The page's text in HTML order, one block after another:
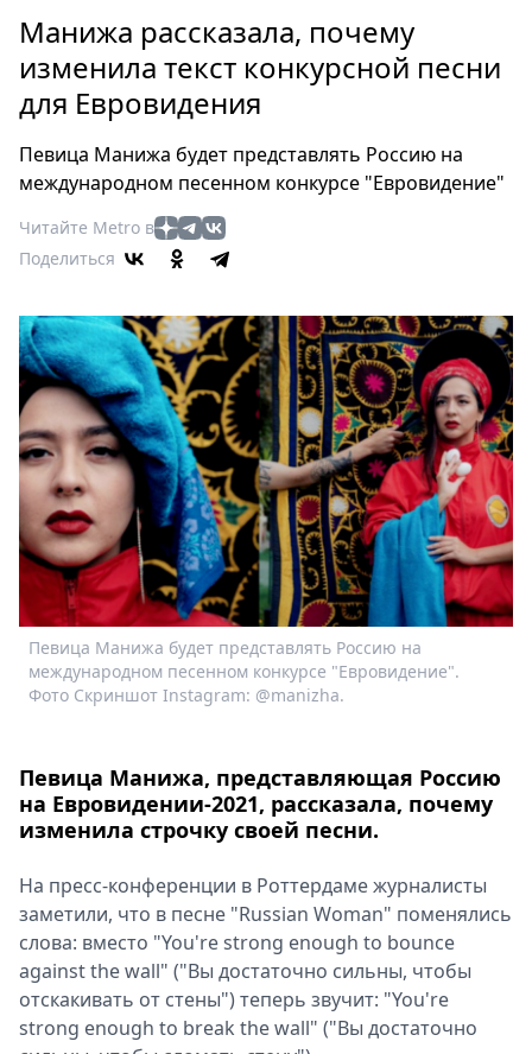
Россия
Мир
Здоровье
Туризм
Мода
Театр
Кино
Книги
Выставки
Пресс-
релизы
О
Metro
Стримы
Спецпроекты
Звезды
Выборы
2026
Скачай
Metro
Манижа рассказала, почему
изменила текст конкурсной песни
для Евровидения
Певица Манижа будет представлять Россию на
международном песенном конкурсе "Евровидение"
Читайте Metro в
Поделиться
Певица Манижа будет представлять Россию на
международном песенном конкурсе "Евровидение".
Фото Скриншот Instagram: @manizha.
Певица Манижа, представляющая Россию
на Евровидении-2021, рассказала, почему
изменила строчку своей песни.
На пресс-конференции в Роттердаме журналисты
заметили, что в песне "Russian Woman" поменялись
слова: вместо "You're strong enough to bounce
against the wall" ("Вы достаточно сильны, чтобы
отскакивать от стены") теперь звучит: "You're
strong enough to break the wall" ("Вы достаточно